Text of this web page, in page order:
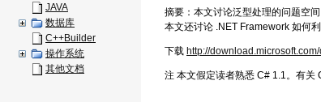
JAVA
数据库
C++Builder
操作系统
其他文档
摘要：本文讨论泛型处理的问题空
本文还讨论 .NET Framework 如何利
下载 http://
注 本文假定读者熟悉 C# 1.1。有关